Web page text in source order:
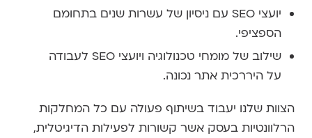
יועצי SEO עם ניסיון של עשרות שנים בתחומם
הספציפי.
שילוב של מומחי טכנולוגיה ויועצי SEO לעבודה
על היררכית אתר נכונה.
הצוות שלנו יעבוד בשיתוף פעולה עם כל המחלקות
הרלוונטיות בעסק אשר קשורות לפעילות הדיגיטלית,